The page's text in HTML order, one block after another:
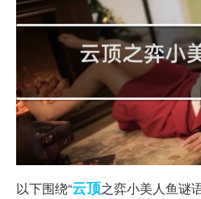
以下围绕“云顶之弈小美人鱼谜